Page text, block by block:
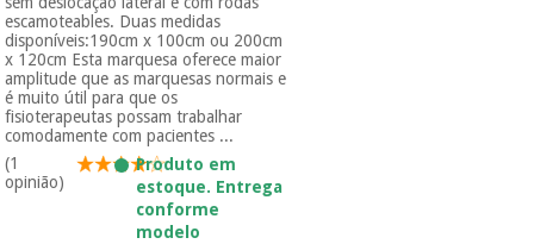
escamoteables. Duas medidas
disponíveis:190cm x 100cm ou 200cm
x 120cm Esta marquesa oferece maior
amplitude que as marquesas normais e
é muito útil para que os
fisioterapeutas possam trabalhar
comodamente com pacientes ...
(1
opinião)
Produto em
estoque. Entrega
conforme
modelo